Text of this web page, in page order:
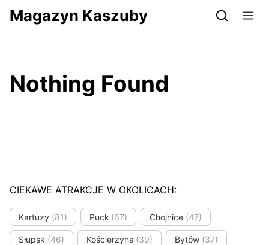
Przejdź do serwisu magazynkaszuby.pl
Magazyn Kaszuby
Nothing Found
CIEKAWE ATRAKCJE W OKOLICACH:
Kartuzy (81) Puck (67) Chojnice (47)
Słupsk (46) Kościerzyna (39) Bytów (37)